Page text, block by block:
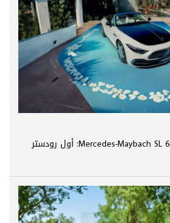
Mercedes-Maybach SL 680 Monogram Series: أول رودستر